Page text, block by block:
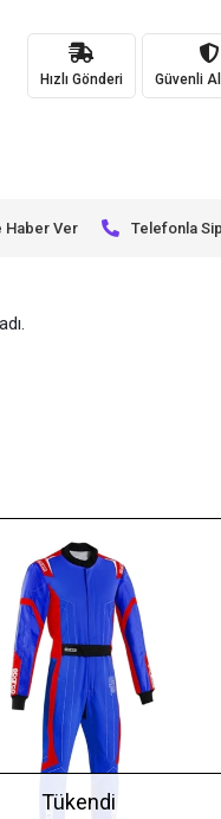
Hızlı Gönderi Güvenli
Haber Ver Telefonla
Tükendi